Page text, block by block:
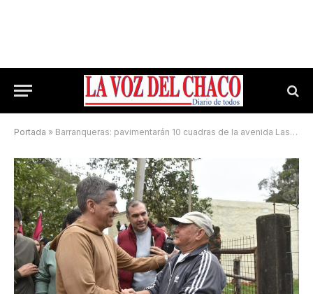
Portada » Barranqueras: pavimentarán 10 cuadras de la avenida Las Piedras